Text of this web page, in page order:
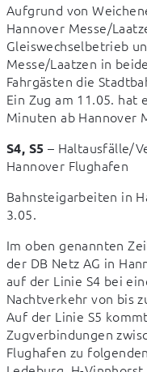
Aufgrund von
Hannover Messe/
Gleiswechselbetrieb
Messe/Laatzen in
Fahrgästen die
Ein Zug am 11.05. hat
Minuten ab Hannover
S4, S5 – Haltausfälle/
Hannover Flughafen
Bahnsteigarbeiten in
3.05.
Im oben genannten
der DB Netz AG in
auf der Linie S4 bei
Nachtverkehr von bis
Auf der Linie S5
Zugverbindungen
Flughafen zu